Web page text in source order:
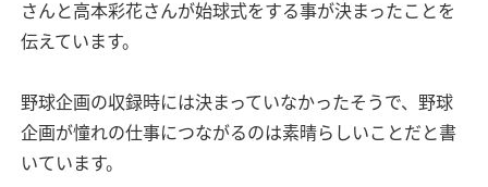
さんと高本彩花さんが始球式をする事が決まったことを
伝えています。
野球企画の収録時には決まっていなかったそうで、野球
企画が憧れの仕事につながるのは素晴らしいことだと書
いています。